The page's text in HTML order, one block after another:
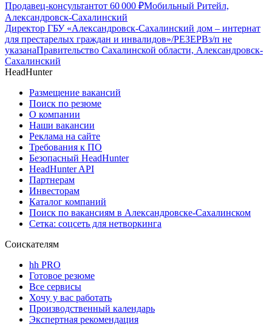
Продавец-консультантот 60 000 ₽Мобильный Ритейл,
Александровск-Сахалинский
Директор ГБУ «Александровск-Сахалинский дом – интернат
для престарелых граждан и инвалидов»/РЕЗЕРВз/п не
указанаПравительство Сахалинской области, Александровск-
Сахалинский
HeadHunter
Размещение вакансий
Поиск по резюме
О компании
Наши вакансии
Реклама на сайте
Требования к ПО
Безопасный HeadHunter
HeadHunter API
Партнерам
Инвесторам
Каталог компаний
Поиск по вакансиям в Александровске-Сахалинском
Сетка: соцсеть для нетворкинга
Соискателям
hh PRO
Готовое резюме
Все сервисы
Хочу у вас работать
Производственный календарь
Экспертная рекомендация